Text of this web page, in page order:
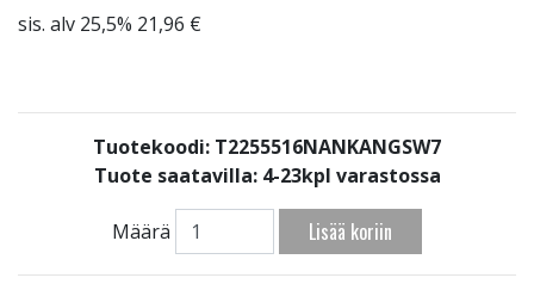
sis. alv 25,5% 21,96 €
Tuotekoodi: T2255516NANKANGSW7
Tuote saatavilla: 4-23kpl varastossa
Määrä Lisää koriin